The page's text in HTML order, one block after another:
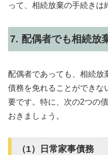
って、相続放棄の手続きは
7. 配偶者でも相続放
配偶者であっても、相続放
債務を免れることができな
要です。特に、次の2つの
おきましょう。
（1）日常家事債務